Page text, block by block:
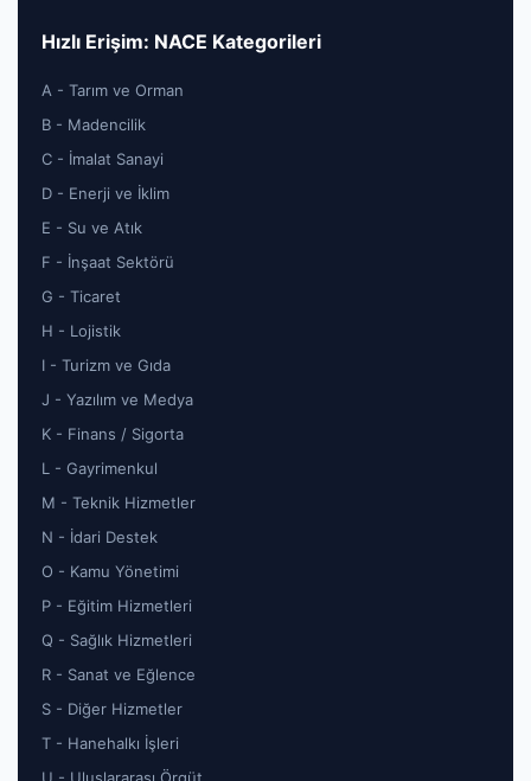
Hızlı Erişim: NACE Kategorileri
A - Tarım ve Orman
B - Madencilik
C - İmalat Sanayi
D - Enerji ve İklim
E - Su ve Atık
F - İnşaat Sektörü
G - Ticaret
H - Lojistik
I - Turizm ve Gıda
J - Yazılım ve Medya
K - Finans / Sigorta
L - Gayrimenkul
M - Teknik Hizmetler
N - İdari Destek
O - Kamu Yönetimi
P - Eğitim Hizmetleri
Q - Sağlık Hizmetleri
R - Sanat ve Eğlence
S - Diğer Hizmetler
T - Hanehalkı İşleri